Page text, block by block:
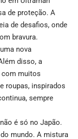
de proteção. A
de desafios, onde
bravura.
nova
disso, a
muitos
roupas, inspirados
sempre
é só no Japão.
mundo. A mistura